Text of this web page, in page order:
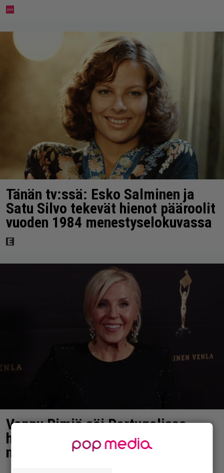
Tänän tv:ssä: Esko Salminen ja
Satu Silvo tekevät hienot pääroolit
vuoden 1984 menestyselokuvassa
Vappu Pimiä söi Portugalissa
hanhenkauloja – näin erikoiselta
ne näyttävät